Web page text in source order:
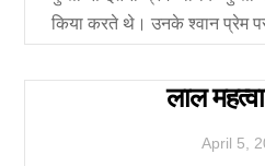
किया करते थे। उनके श्वान प्रेम
लाल
April 5